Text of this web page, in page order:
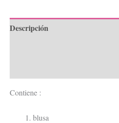
Descripción
Contiene :
blusa